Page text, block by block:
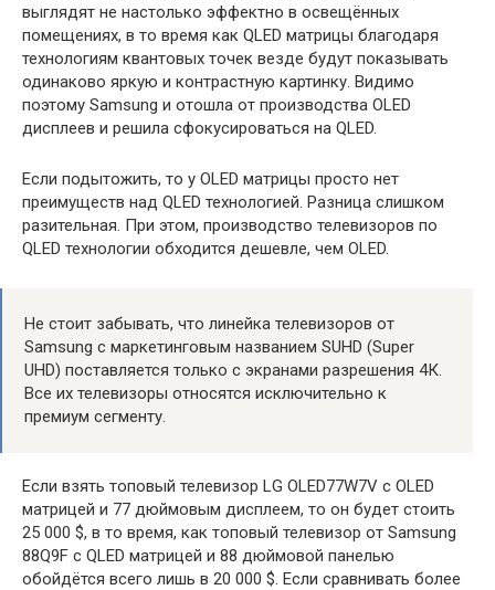
выглядят не настолько эффектно в освещённых
помещениях, в то время как QLED матрицы благодаря
технологиям квантовых точек везде будут показывать
одинаково яркую и контрастную картинку. Видимо
поэтому Samsung и отошла от производства OLED
дисплеев и решила сфокусироваться на QLED.
Если подытожить, то у OLED матрицы просто нет
преимуществ над QLED технологией. Разница слишком
разительная. При этом, производство телевизоров по
QLED технологии обходится дешевле, чем OLED.
Не стоит забывать, что линейка телевизоров от
Samsung с маркетинговым названием SUHD (Super
UHD) поставляется только с экранами разрешения 4К.
Все их телевизоры относятся исключительно к
премиум сегменту.
Если взять топовый телевизор LG OLED77W7V с OLED
матрицей и 77 дюймовым дисплеем, то он будет стоить
25 000 $, в то время, как топовый телевизор от Samsung
88Q9F с QLED матрицей и 88 дюймовой панелью
обойдётся всего лишь в 20 000 $. Если сравнивать более